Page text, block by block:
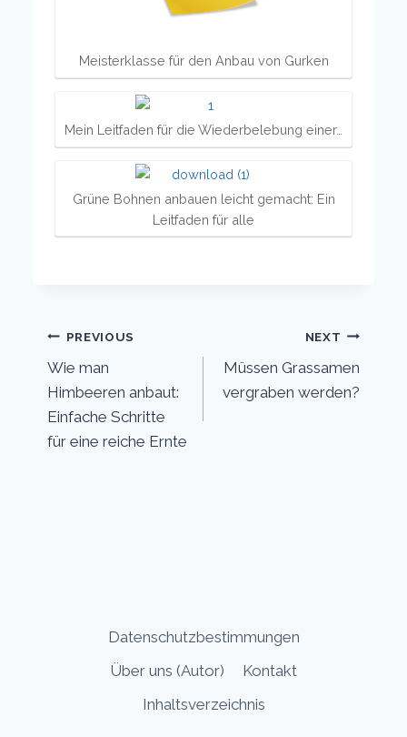
Meisterklasse für den Anbau von Gurken
Mein Leitfaden für die Wiederbelebung einer…
Grüne Bohnen anbauen leicht gemacht: Ein
Leitfaden für alle
Post
navigation
PREVIOUS
Wie man
Himbeeren anbaut:
Einfache Schritte
für eine reiche Ernte
NEXT
Müssen Grassamen
vergraben werden?
Datenschutzbestimmungen
Über uns (Autor)
Kontakt
Inhaltsverzeichnis